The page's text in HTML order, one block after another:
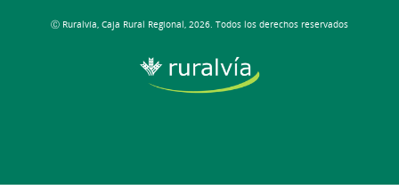
Ⓒ Ruralvía, Caja Rural Regional, 2026. Todos los derechos reservados